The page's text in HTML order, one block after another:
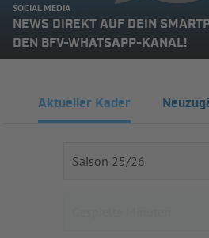
SOCIAL MEDIA
NEWS DIREKT AUF DEIN
DEN BFV-WHATSAPP-KANAL!
Aktueller Kader